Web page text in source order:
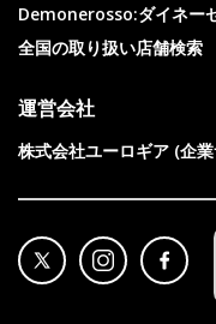
Demonerosso:ダイネー
全国の取り扱い店舗検索
運営会社
株式会社ユーロギア (企